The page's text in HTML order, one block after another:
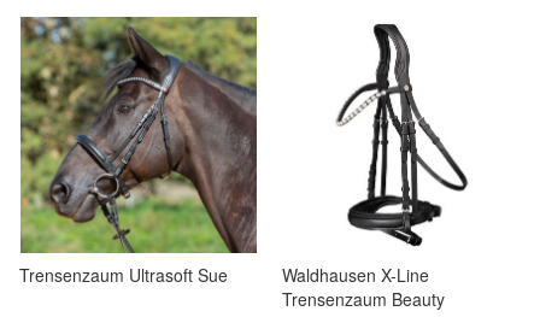
Trensenzaum Ultrasoft Sue
Waldhausen X-Line
Trensenzaum Beauty